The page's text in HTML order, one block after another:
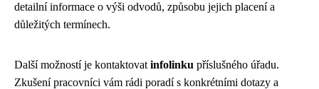
detailní informace o výši odvodů, způsobu jejich placení a
důležitých termínech.
Další možností je kontaktovat infolinku příslušného úřadu.
Zkušení pracovníci vám rádi poradí s konkrétními dotazy a